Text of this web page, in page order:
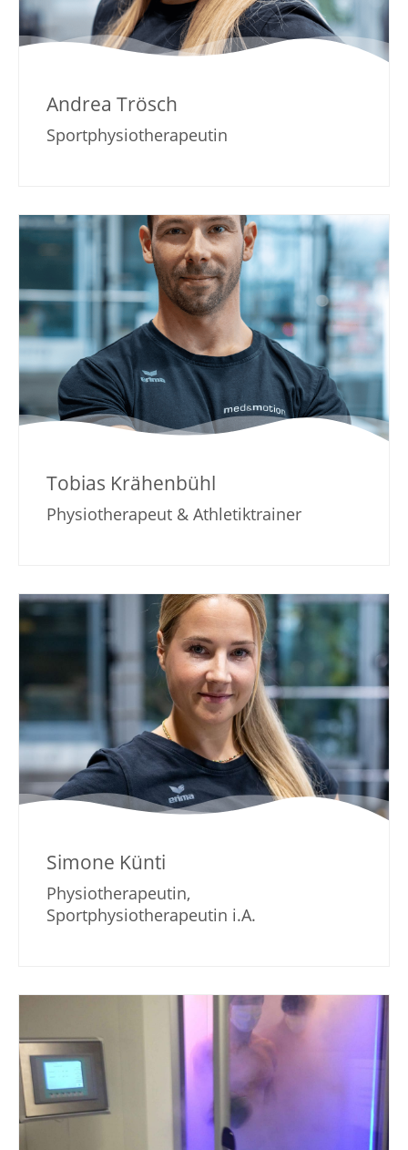
Andrea Trösch
Sportphysiotherapeutin
Tobias Krähenbühl
Physiotherapeut & Athletiktrainer
Simone Künti
Physiotherapeutin,
Sportphysiotherapeutin i.A.